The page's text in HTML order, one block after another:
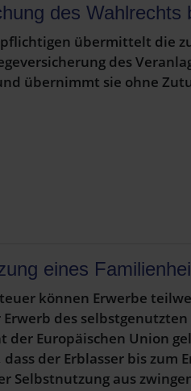
des Wahlrechts
übermittelt die
des
übernimmt sie ohne
eines
können Erwerbe
des
Europäischen Union
der Erblasser bis zum
Selbstnutzung aus